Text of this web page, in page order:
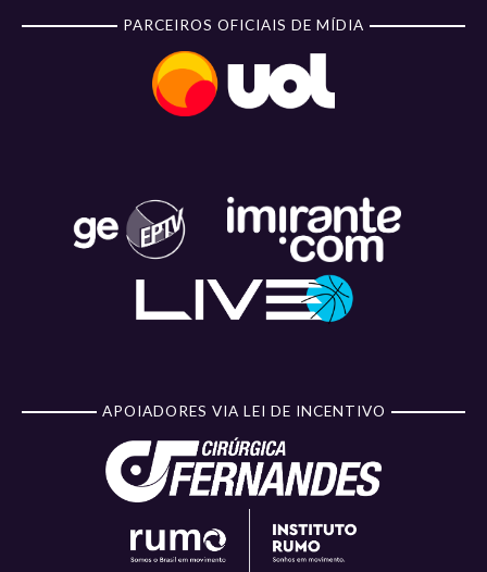
PARCEIROS OFICIAIS DE MÍDIA
APOIADORES VIA LEI DE INCENTIVO